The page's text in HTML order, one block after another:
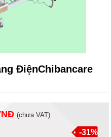
ĐiệnChibancare
(chưa VAT)
-31%